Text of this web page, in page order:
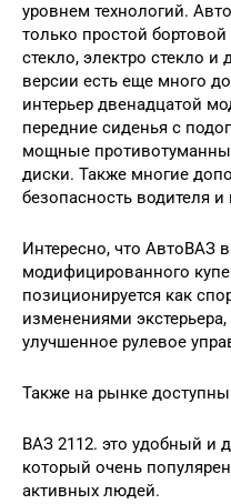
уровнем технологий.
только простой
стекло, электро стекло и
версии есть еще много
интерьер двенадцатой
передние сиденья с
мощные
диски. Также многие
безопасность водителя
Интересно, что АвтоВАЗ
модифицированного
позиционируется как
изменениями
улучшенное рулевое
Также на рынке
ВАЗ 2112. это удобный и
который очень
активных людей.